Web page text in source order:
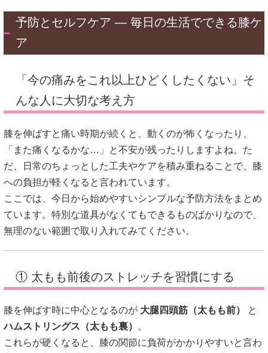
予防とセルフケア — 毎日の生活でできる膝ケ
ア
「今の痛みをこれ以上ひどくしたくない」そ
んな人に大切な考え方
膝を伸ばすと痛い時期が続くと、動くのが怖くなったり、
「また痛くなるかな…」と不安が残ったりしますよね。た
だ、日常のちょっとした工夫やケアを積み重ねることで、膝
への負担が軽くなると言われています。
ここでは、今日から始めやすいシンプルな予防方法をまとめ
ています。特別な道具がなくてもできるものばかりなので、
無理のない範囲で取り入れてみてください。
① 太もも前後のストレッチを習慣にする
膝を伸ばす時に中心となるのが 大腿四頭筋（太もも前）
と
ハムストリングス（太もも裏）
。
これらが硬くなると、膝の関節に負荷がかかりやすいと言わ